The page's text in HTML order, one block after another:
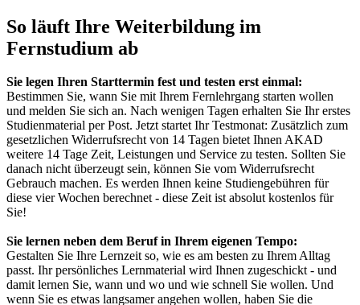
So läuft Ihre Weiterbildung im
Fernstudium ab
Sie legen Ihren Starttermin fest und testen erst einmal:
Bestimmen Sie, wann Sie mit Ihrem Fernlehrgang starten wollen
und melden Sie sich an. Nach wenigen Tagen erhalten Sie Ihr erstes
Studienmaterial per Post. Jetzt startet Ihr Testmonat: Zusätzlich zum
gesetzlichen Widerrufsrecht von 14 Tagen bietet Ihnen AKAD
weitere 14 Tage Zeit, Leistungen und Service zu testen. Sollten Sie
danach nicht überzeugt sein, können Sie vom Widerrufsrecht
Gebrauch machen. Es werden Ihnen keine Studiengebühren für
diese vier Wochen berechnet - diese Zeit ist absolut kostenlos für
Sie!
Sie lernen neben dem Beruf in Ihrem eigenen Tempo:
Gestalten Sie Ihre Lernzeit so, wie es am besten zu Ihrem Alltag
passt. Ihr persönliches Lernmaterial wird Ihnen zugeschickt - und
damit lernen Sie, wann und wo und wie schnell Sie wollen. Und
wenn Sie es etwas langsamer angehen wollen, haben Sie die